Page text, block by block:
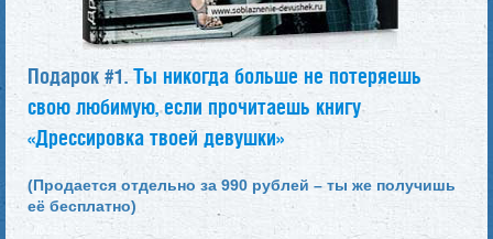
Подарок #1. Ты никогда больше не потеряешь
свою любимую, если прочитаешь книгу
«Дрессировка твоей девушки»
(Продается отдельно за 990 рублей – ты же получишь
её бесплатно)